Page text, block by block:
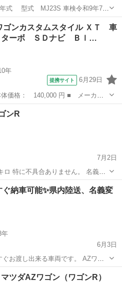
外装ひどい傷みありません。 現車確認...
ワゴン ワゴン
ゴンカスタムスタイル ＸＴ 車
ーボ ＳＤナビ Ｂｌ…
年
提携サイト 6月29日
ンカスタムスタイル ■ グレー
ボ ＳＤナビ Ｂｌｕｅｔｏｏｔ
ンR
7月2日
変更すれば不要 助手席側窓開かな
AZ-ワゴン ワゴンR
ぐ納車可能✨県内陸送、名義変
年
6月3日
し出来る車両です。 AZワゴ
キロ シフト AT 色 紫 2wd プ
AZ-ワゴン ワゴン
ツダAZワゴン（ワゴンR）